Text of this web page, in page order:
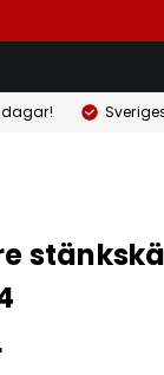
dagar!